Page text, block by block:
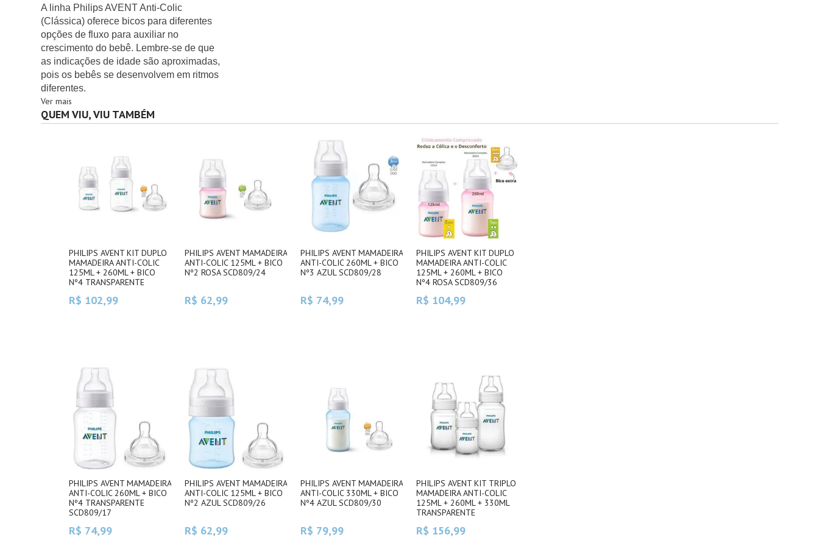
A linha Philips AVENT Anti-Colic
(Clássica) oferece bicos para diferentes
opções de fluxo para auxiliar no
crescimento do bebê. Lembre-se de que
as indicações de idade são aproximadas,
pois os bebês se desenvolvem em ritmos
diferentes.
Ver mais
QUEM VIU, VIU TAMBÉM
PHILIPS AVENT KIT DUPLO
MAMADEIRA ANTI-COLIC
125ML + 260ML + BICO
Nº4 TRANSPARENTE
R$ 102,99
PHILIPS AVENT MAMADEIRA
ANTI-COLIC 260ML + BICO
Nº4 TRANSPARENTE
SCD809/17
R$ 74,99
PHILIPS AVENT MAMADEIRA
ANTI-COLIC 125ML + BICO
Nº2 ROSA SCD809/24
R$ 62,99
PHILIPS AVENT MAMADEIRA
ANTI-COLIC 125ML + BICO
Nº2 AZUL SCD809/26
R$ 62,99
PHILIPS AVENT MAMADEIRA
ANTI-COLIC 260ML + BICO
Nº3 AZUL SCD809/28
R$ 74,99
PHILIPS AVENT MAMADEIRA
ANTI-COLIC 330ML + BICO
Nº4 AZUL SCD809/30
R$ 79,99
PHILIPS AVENT KIT DUPLO
MAMADEIRA ANTI-COLIC
125ML + 260ML + BICO
Nº4 ROSA SCD809/36
R$ 104,99
PHILIPS AVENT KIT TRIPLO
MAMADEIRA ANTI-COLIC
125ML + 260ML + 330ML
TRANSPARENTE
R$ 156,99